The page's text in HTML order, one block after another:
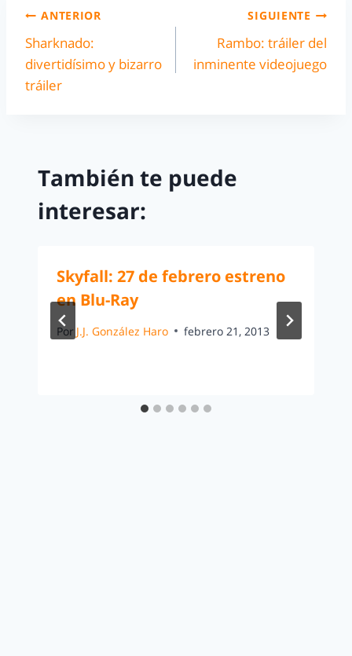
ANTERIOR
Sharknado:
divertidísimo y bizarro
tráiler
SIGUIENTE
Rambo: tráiler del
inminente videojuego
También te puede
interesar:
Skyfall: 27 de febrero estreno
en Blu-Ray
Por J.J. González Haro febrero 21, 2013